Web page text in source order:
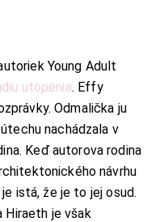
Young Adult
utopenia. Effy
Odmalička ju
nachádzala v
Keď autorova rodina
návrhu
istá, že je to jej osud.
Hiraeth je však